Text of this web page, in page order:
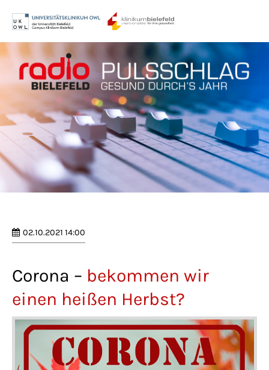
Login
Benutzername
Passwort
Anmelden
Lorem ipsum dolor sit amet:
24h/ 365days
02.10.2021 14:00
Corona – bekommen wir
einen heißen Herbst?